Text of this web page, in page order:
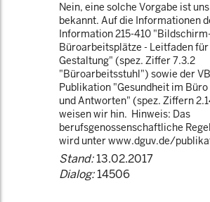
Nein, eine solche Vorgabe ist
bekannt. Auf die Informationen
Information 215-410
Büroarbeitsplätze - Leitfaden für
Gestaltung" (spez. Ziffer 7.3.2
"Büroarbeitsstuhl") sowie der
Publikation "Gesundheit im Büro
und Antworten" (spez. Ziffern
weisen wir hin. Hinweis: Das
berufsgenossenschaftliche
wird unter www.dguv.de/
Stand:13.02.2017
Dialog:14506